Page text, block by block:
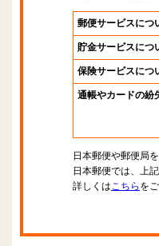
郵便サービスにつ
貯金サービスにつ
保険サービスにつ
通帳やカードの紛
日本郵便や郵便局
日本郵便では、上
詳しくはこちら を